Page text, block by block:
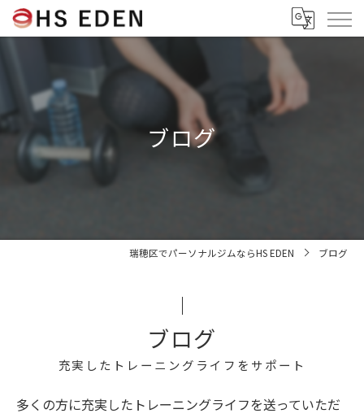
ブログ
瑞穂区でパーソナルジムならHS EDEN ブログ
ブログ
充実したトレーニングライフをサポート
多くの方に充実したトレーニングライフを送っていただ